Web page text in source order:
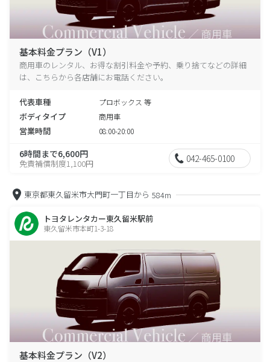
基本料金プラン（V1）
商用車のレンタル、お得な割引料金や予約、乗り捨てなどの詳細
は、こちらから各店舗にお電話ください。
代表車種 プロボックス 等
ボディタイプ 商用車
営業時間 08:00-20:00
6時間まで6,600円
免責補償制度1,100円 042-465-0100
東京都東久留米市大門町一丁目から 584m
トヨタレンタカー東久留米駅前
東久留米市本町1-3-18
基本料金プラン（V2）